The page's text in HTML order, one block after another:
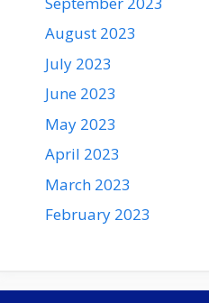
August 2023
July 2023
June 2023
May 2023
April 2023
March 2023
February 2023